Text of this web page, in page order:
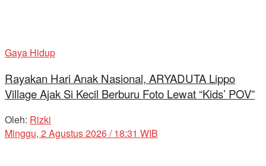
Gaya Hidup
Rayakan Hari Anak Nasional, ARYADUTA Lippo
Village Ajak Si Kecil Berburu Foto Lewat “Kids’ POV”
Oleh: Rizki
Minggu, 2 Agustus 2026 / 18:31 WIB